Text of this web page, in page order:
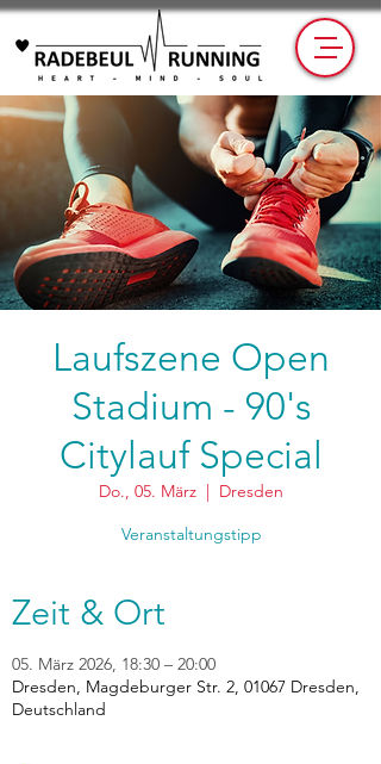
Laufszene Open
Stadium - 90's
Citylauf Special
Do., 05. März
  |
Dresden
Veranstaltungstipp
Zeit & Ort
05. März 2026, 18:30 – 20:00
Dresden, Magdeburger Str. 2, 01067 Dresden,
Deutschland